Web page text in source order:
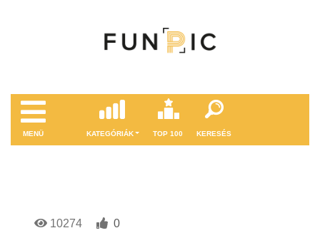
MENÜ KATEGÓRIÁK TOP 100 KERESÉS
10274
0